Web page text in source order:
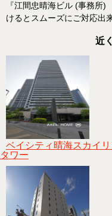
『江間忠晴海ビル (事務所
けるとスムーズにご対応出
近
ベイシティ晴海スカイリ
タワー